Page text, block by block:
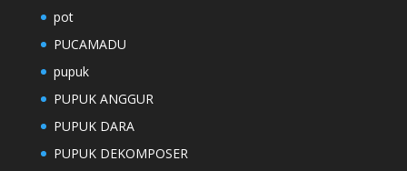
pot
PUCAMADU
pupuk
PUPUK ANGGUR
PUPUK DARA
PUPUK DEKOMPOSER